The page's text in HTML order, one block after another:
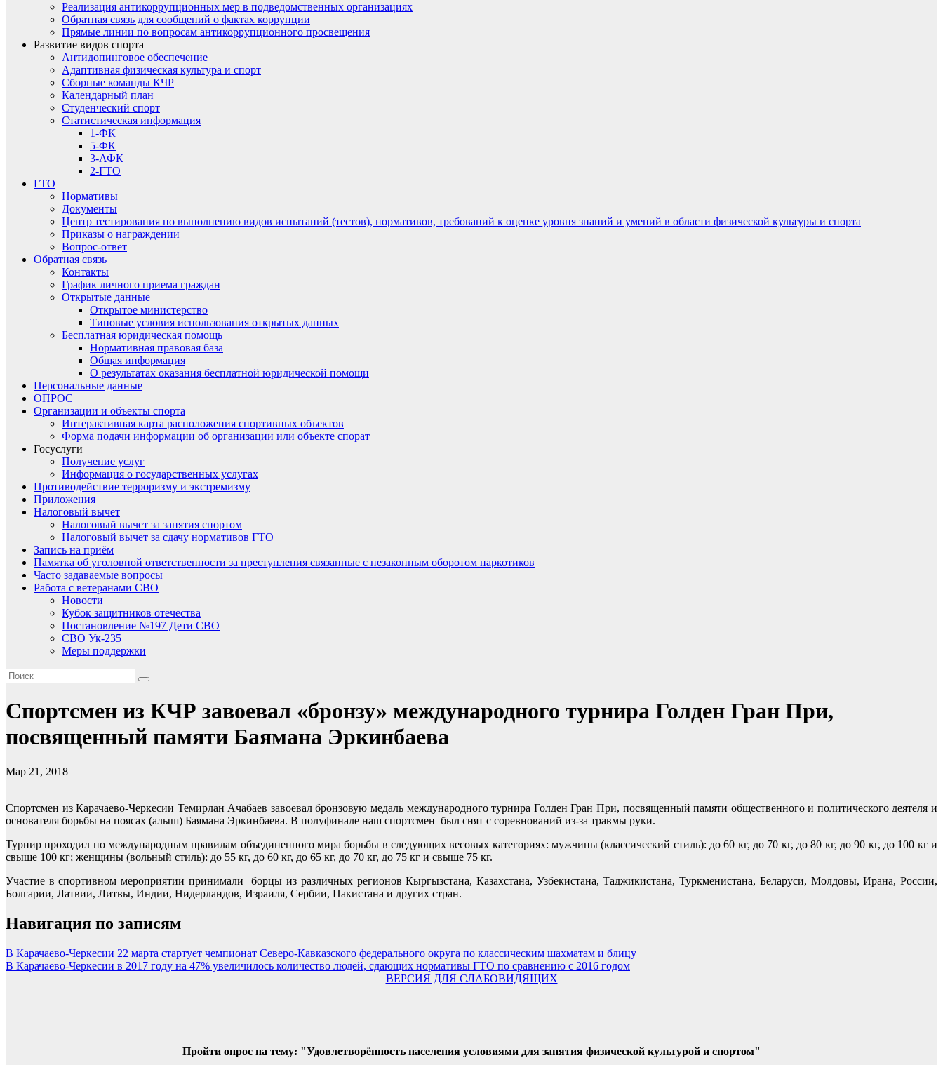
Реализация антикоррупционных мер в подведомственных организациях
Обратная связь для сообщений о фактах коррупции
Прямые линии по вопросам антикоррупционного просвещения
Развитие видов спорта
Антидопинговое обеспечение
Адаптивная физическая культура и спорт
Сборные команды КЧР
Календарный план
Студенческий спорт
Статистическая информация
1-ФК
5-ФК
3-АФК
2-ГТО
ГТО
Нормативы
Документы
Центр тестирования по выполнению видов испытаний (тестов), нормативов, требований к оценке уровня знаний и умений в области физической культуры и спорта
Приказы о награждении
Вопрос-ответ
Обратная связь
Контакты
График личного приема граждан
Открытые данные
Открытое министерство
Типовые условия использования открытых данных
Бесплатная юридическая помощь
Нормативная правовая база
Общая информация
О результатах оказания бесплатной юридической помощи
Персональные данные
ОПРОС
Организации и объекты спорта
Интерактивная карта расположения спортивных объектов
Форма подачи информации об организации или объекте спорат
Госуслуги
Получение услуг
Информация о государственных услугах
Противодействие терроризму и экстремизму
Приложения
Налоговый вычет
Налоговый вычет за занятия спортом
Налоговый вычет за сдачу нормативов ГТО
Запись на приём
Памятка об уголовной ответственности за преступления связанные с незаконным оборотом наркотиков
Часто задаваемые вопросы
Работа с ветеранами СВО
Новости
Кубок защитников отечества
Постановление №197 Дети СВО
СВО Ук-235
Меры поддержки
Спортсмен из КЧР завоевал «бронзу» международного турнира Голден Гран При,
посвященный памяти Баямана Эркинбаева
Мар 21, 2018
Спортсмен из Карачаево-Черкесии Темирлан Ачабаев завоевал бронзовую медаль международного турнира Голден Гран При, посвященный памяти общественного и политического деятеля и
основателя борьбы на поясах (алыш) Баямана Эркинбаева. В полуфинале наш спортсмен был снят с соревнований из-за травмы руки.
Турнир проходил по международным правилам объединенного мира борьбы в следующих весовых категориях: мужчины (классический стиль): до 60 кг, до 70 кг, до 80 кг, до 90 кг, до 100 кг и
свыше 100 кг; женщины (вольный стиль): до 55 кг, до 60 кг, до 65 кг, до 70 кг, до 75 кг и свыше 75 кг.
Участие в спортивном мероприятии принимали борцы из различных регионов Кыргызстана, Казахстана, Узбекистана, Таджикистана, Туркменистана, Беларуси, Молдовы, Ирана, России,
Болгарии, Латвии, Литвы, Индии, Нидерландов, Израиля, Сербии, Пакистана и других стран.
Навигация по записям
В Карачаево-Черкесии 22 марта стартует чемпионат Северо-Кавказского федерального округа по классическим шахматам и блицу
В Карачаево-Черкесии в 2017 году на 47% увеличилось количество людей, сдающих нормативы ГТО по сравнению с 2016 годом
ВЕРСИЯ ДЛЯ СЛАБОВИДЯЩИХ
Пройти опрос на тему: "Удовлетворённость населения условиями для занятия физической культурой и спортом"